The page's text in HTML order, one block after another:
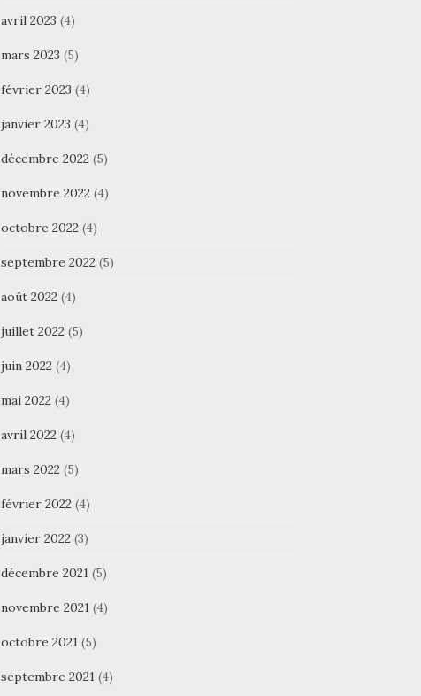
avril 2023 (4)
mars 2023 (5)
février 2023 (4)
janvier 2023 (4)
décembre 2022 (5)
novembre 2022 (4)
octobre 2022 (4)
septembre 2022 (5)
août 2022 (4)
juillet 2022 (5)
juin 2022 (4)
mai 2022 (4)
avril 2022 (4)
mars 2022 (5)
février 2022 (4)
janvier 2022 (3)
décembre 2021(5)
novembre 2021(4)
octobre 2021(5)
septembre 2021(4)